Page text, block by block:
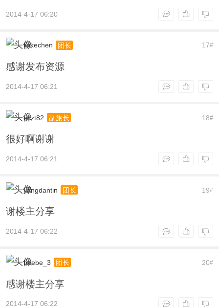
2014-4-17 06:20
17#
liukechen 团长
感谢发布资源
2014-4-17 06:21
18#
eczt82 副旅长
很好啊谢谢
2014-4-17 06:21
19#
yangdantin 团长
谢楼主分享
2014-4-17 06:22
20#
beebe_3 团长
感谢楼主分享
2014-4-17 06:22